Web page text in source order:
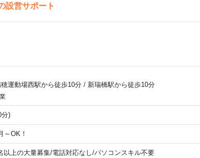
設営サポート
運動場西駅から徒歩10分/ 新瑞橋駅から徒歩10分
)
OK！
以上の大量募集/電話対応なし/パソコンスキル不要